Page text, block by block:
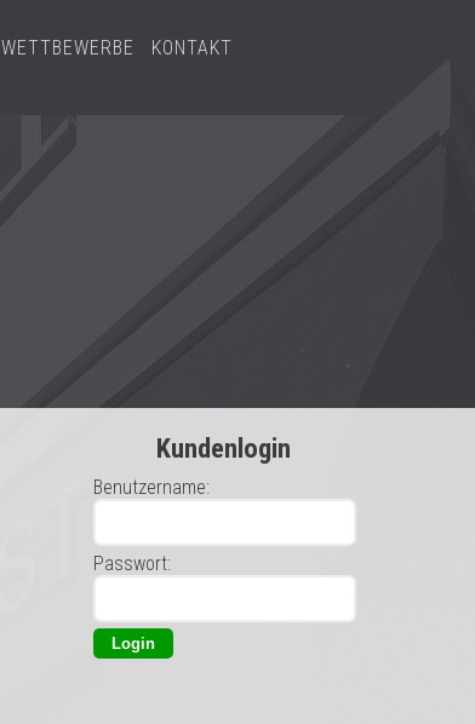
WETTBEWERBE KONTAKT
Kundenlogin
Benutzername:
Passwort: